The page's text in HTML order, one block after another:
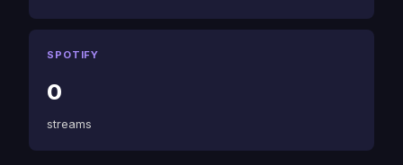
SPOTIFY
0
streams